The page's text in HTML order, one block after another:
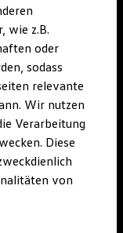
wie z.B.
oder
sodass
relevante
Wir nutzen
Verarbeitung
Diese
von